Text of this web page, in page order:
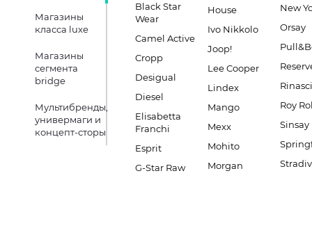
Магазины
класса luxe
Магазины
сегмента
bridge
Мультибренды,
универмаги и
концепт-сторы
Black Star
Wear
Camel Active
Cropp
Desigual
Diesel
Elisabetta
Franchi
Esprit
G-Star Raw
House
Ivo Nikkolo
Joop!
Lee Cooper
Lindex
Mango
Mexx
Mohito
Morgan
New
Orsay
Roy
Sinsay